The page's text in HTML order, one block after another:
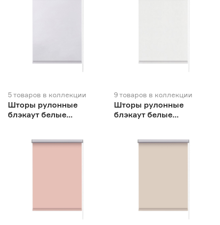
5товаров в коллекции
Шторы рулонные
блэкаут белые
9товаров в коллекции
Шторы рулонные
блэкаут белые